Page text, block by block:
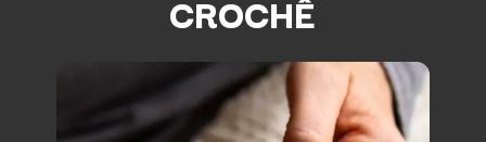
CROCHÊ